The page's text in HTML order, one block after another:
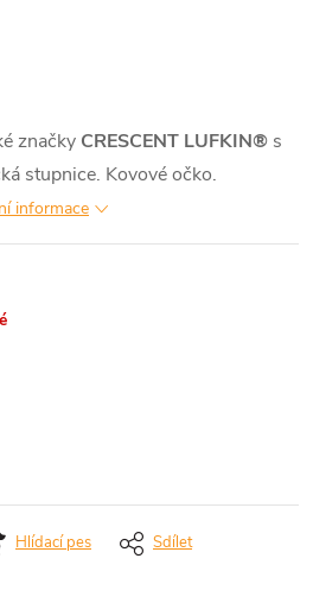
značky CRESCENT LUFKIN® s
stupnice. Kovové očko.
informace
Hlídací pes Sdílet